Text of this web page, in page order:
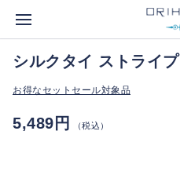
シルクタイ ストライプ
お得なセットセール対象品
5,489円 （税込）